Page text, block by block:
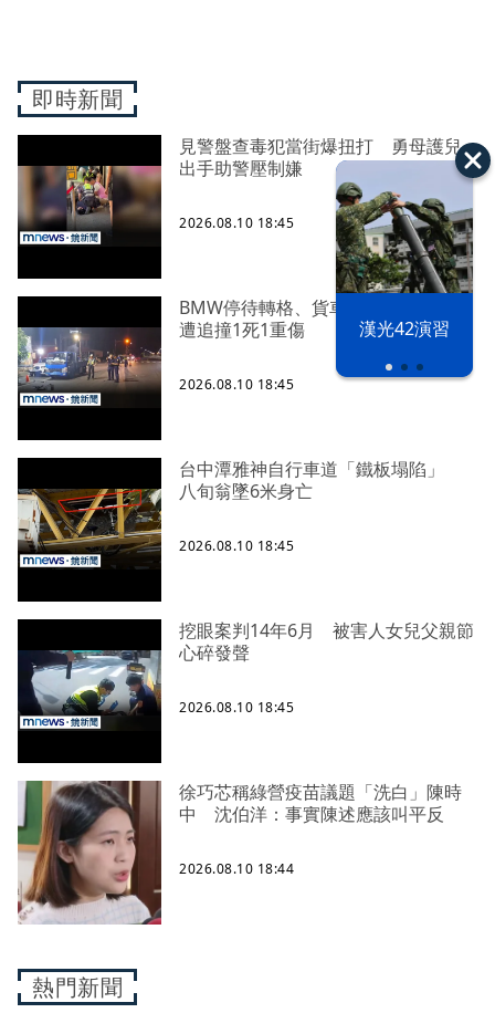
漢光42演習
即時新聞
見警盤查毒犯當街爆扭打 勇母護兒
出手助警壓制嫌
2026.08.10 18:45
BMW停待轉格、貨車並排 姑姪繞道
遭追撞1死1重傷
2026.08.10 18:45
台中潭雅神自行車道「鐵板塌陷」
八旬翁墜6米身亡
2026.08.10 18:45
挖眼案判14年6月 被害人女兒父親節
心碎發聲
2026.08.10 18:45
徐巧芯稱綠營疫苗議題「洗白」陳時
中 沈伯洋：事實陳述應該叫平反
2026.08.10 18:44
熱門新聞